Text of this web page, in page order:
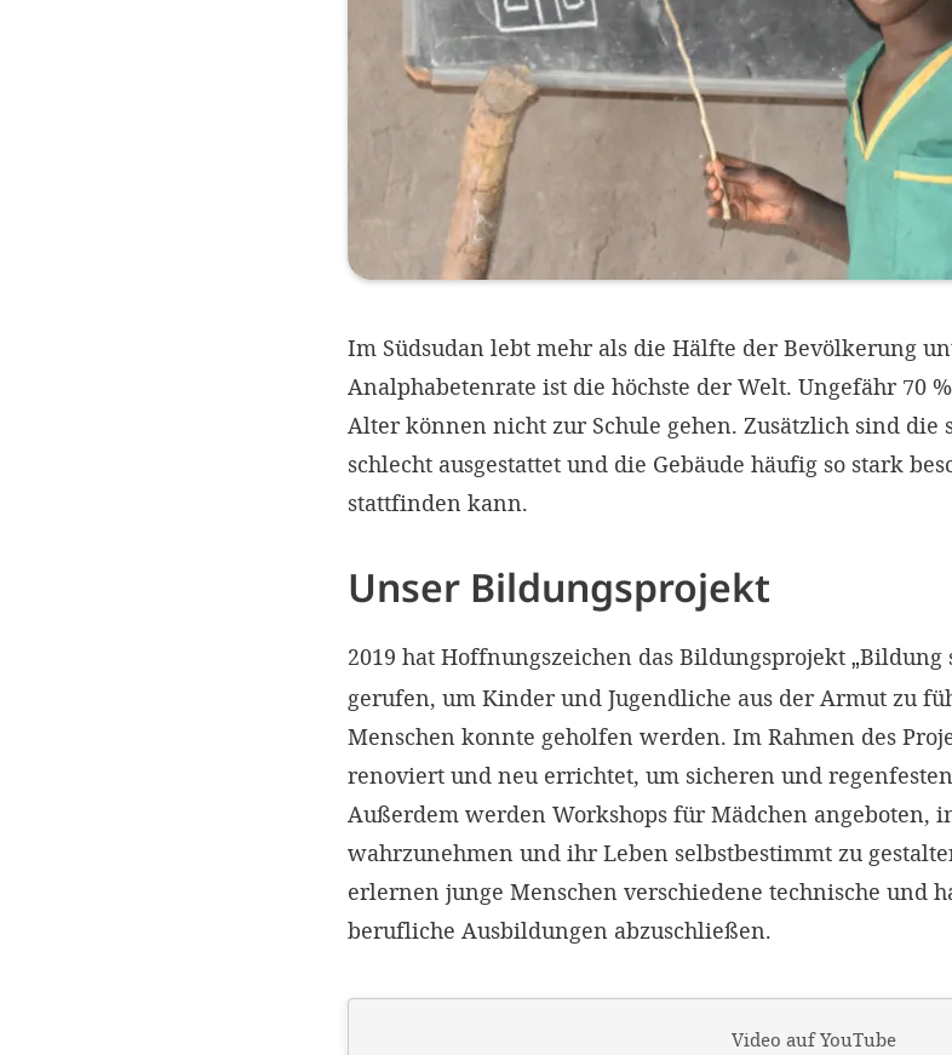
Im Südsudan lebt mehr als die Hälfte der Bevölkerung
Analphabetenrate ist die höchste der Welt. Ungefähr 70
Alter können nicht zur Schule gehen. Zusätzlich sind die
schlecht ausgestattet und die Gebäude häufig so stark
stattfinden kann.
Unser Bildungsprojekt
2019 hat Hoffnungszeichen das Bildungsprojekt „Bildung
gerufen, um Kinder und Jugendliche aus der Armut zu
Menschen konnte geholfen werden. Im Rahmen des
renoviert und neu errichtet, um sicheren und
Außerdem werden Workshops für Mädchen angeboten,
wahrzunehmen und ihr Leben selbstbestimmt zu
erlernen junge Menschen verschiedene technische und
berufliche Ausbildungen abzuschließen.